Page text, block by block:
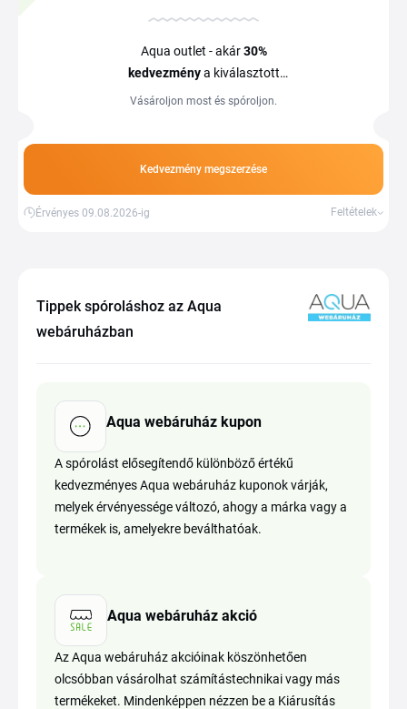
kuponokat, utalványokat vagy értékes tárgyakat nyerhet.
Gyors szállítás, remek szolgáltatások, kiváló árak és
szakértelem - erre számíthat az Aqua webáruházban.
Aqua outlet - akár30%
kedvezménya kiválasztott
termékekre
Vásároljon most és spóroljon.
Kedvezmény megszerzése
Érvényes 09.08.2026-ig Feltételek
Tippek spóroláshoz az Aqua
webáruházban
Aqua webáruház kupon
A spórolást elősegítendő különböző értékű
kedvezményes Aqua webáruház kuponok várják,
melyek érvényessége változó, ahogy a márka vagy a
termékek is, amelyekre beválthatóak.
Aqua webáruház akció
Az Aqua webáruház akcióinak köszönhetően
olcsóbban vásárolhat számítástechnikai vagy más
termékeket. Mindenképpen nézzen be a Kiárusítás